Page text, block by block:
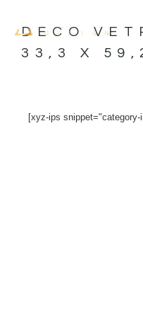
DECO
33,3 X
[xyz-ips snippet="category-